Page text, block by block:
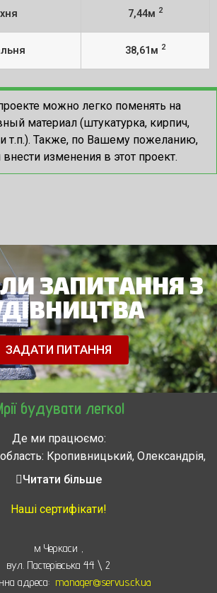
7,44м 2
38,61м 2
можно легко поменять на
материал (штукатурка, кирпич,
т.п.). Также, по Вашему пожеланию,
изменения в этот проект.
ЗАПИТАННЯ З
ЗАДАТИ ПИТАННЯ
будувати легко!
Де ми працюємо:
Кропивницький, Олександрія,
Новоархангельськ, Світловодськ
Каменка, Канев, Корсунь-
Тальное, Умань, Христиновка.
Чигирин, Чорнобай, Шпола
Читати більше
Наші сертифікати!
м Черкаси
вул. Пастерівська 44 \ 2
адреса: manager@servus.ck.ua